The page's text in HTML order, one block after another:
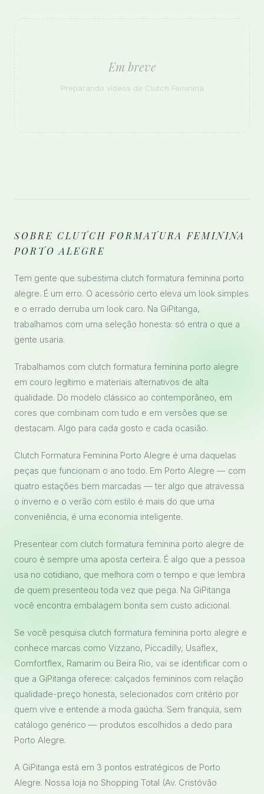
Em breve
Preparando vídeos de Clutch Feminina
SOBRE CLUTCH FORMATURA FEMININA
PORTO ALEGRE
Tem gente que subestima clutch formatura feminina porto
alegre. É um erro. O acessório certo eleva um look simples
e o errado derruba um look caro. Na GiPitanga,
trabalhamos com uma seleção honesta: só entra o que a
gente usaria.
Trabalhamos com clutch formatura feminina porto alegre
em couro legítimo e materiais alternativos de alta
qualidade. Do modelo clássico ao contemporâneo, em
cores que combinam com tudo e em versões que se
destacam. Algo para cada gosto e cada ocasião.
Clutch Formatura Feminina Porto Alegre é uma daquelas
peças que funcionam o ano todo. Em Porto Alegre — com
quatro estações bem marcadas — ter algo que atravessa
o inverno e o verão com estilo é mais do que uma
conveniência, é uma economia inteligente.
Presentear com clutch formatura feminina porto alegre de
couro é sempre uma aposta certeira. É algo que a pessoa
usa no cotidiano, que melhora com o tempo e que lembra
de quem presenteou toda vez que pega. Na GiPitanga
você encontra embalagem bonita sem custo adicional.
Se você pesquisa clutch formatura feminina porto alegre e
conhece marcas como Vizzano, Piccadilly, Usaflex,
Comfortflex, Ramarim ou Beira Rio, vai se identificar com o
que a GiPitanga oferece: calçados femininos com relação
qualidade-preço honesta, selecionados com critério por
quem vive e entende a moda gaúcha. Sem franquia, sem
catálogo genérico — produtos escolhidos a dedo para
Porto Alegre.
A GiPitanga está em 3 pontos estratégicos de Porto
Alegre. Nossa loja no Shopping Total (Av. Cristóvão